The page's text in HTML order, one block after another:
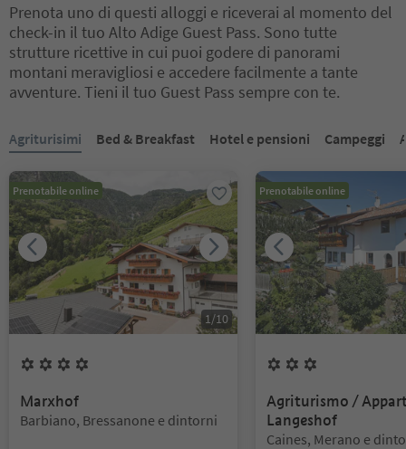
Prenota uno di questi alloggi e riceverai al momento del
check-in il tuo Alto Adige Guest Pass. Sono tutte
strutture ricettive in cui puoi godere di panorami
montani meravigliosi e accedere facilmente a tante
avventure. Tieni il tuo Guest Pass sempre con te.
Agriturisimi Bed & Breakfast Hotel e pensioni Campeggi
Prenotabile online
1 /10
Marxhof
Posizione:
Barbiano, Bressanone e dintorni
Prenotabile online
Agriturismo /
Langeshof
Posizione:
Caines, Merano e